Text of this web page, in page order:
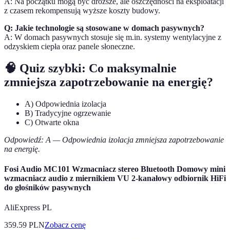
z czasem rekompensują wyższe koszty budowy.
Q: Jakie technologie są stosowane w domach pasywnych?
A: W domach pasywnych stosuje się m.in. systemy wentylacyjne z
odzyskiem ciepła oraz panele słoneczne.
🧠 Quiz szybki: Co maksymalnie
zmniejsza zapotrzebowanie na energię?
A) Odpowiednia izolacja
B) Tradycyjne ogrzewanie
C) Otwarte okna
Odpowiedź: A — Odpowiednia izolacja zmniejsza zapotrzebowanie
na energię.
Fosi Audio MC101 Wzmacniacz stereo Bluetooth Domowy mini
wzmacniacz audio z miernikiem VU 2-kanałowy odbiornik HiFi
do głośników pasywnych
AliExpress PL
359.59 PLNZobacz cenę